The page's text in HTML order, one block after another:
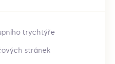
trychtýře
stránek